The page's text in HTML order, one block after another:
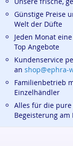
Günstige Preise
Welt der Düfte
Jeden Monat
Top Angebote
Kundenservice
an shop@ephra-
Familienbetrieb
Einzelhändler
Alles für die
Begeisterung am